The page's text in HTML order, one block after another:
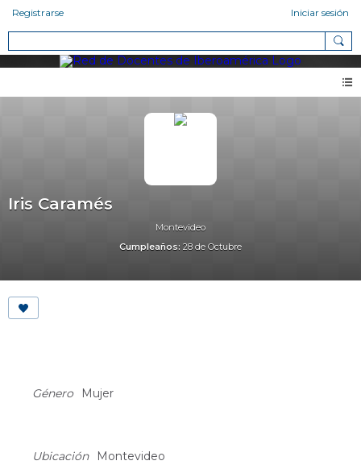
Registrarse Iniciar sesión
Iris Caramés
Montevideo
Cumpleaños: 28 de Octubre
Género
Mujer
Ubicación Montevideo